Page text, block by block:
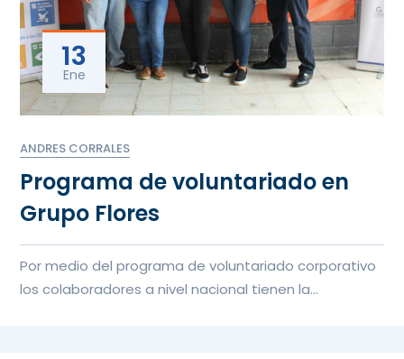
13
Ene
ANDRES CORRALES
Programa de voluntariado en
Grupo Flores
Por medio del programa de voluntariado corporativo
los colaboradores a nivel nacional tienen la